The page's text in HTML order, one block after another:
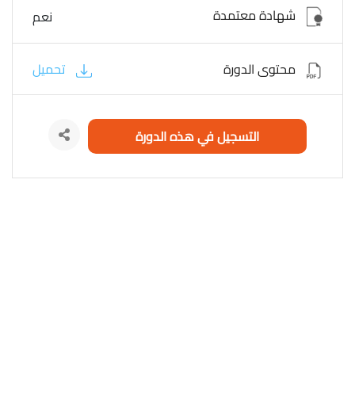
شهادة معتمدة نعم
محتوى الدورة تحميل
التسجيل في هذه الدورة